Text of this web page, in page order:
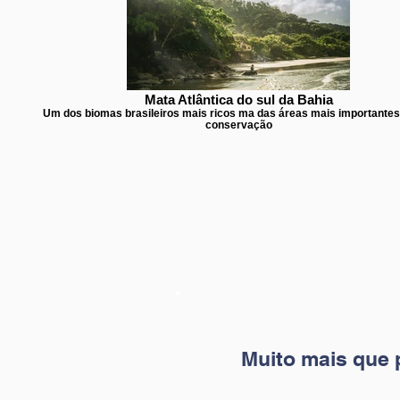
Mata Atlântica do sul da Bahia
Um dos biomas brasileiros mais ricos ma das áreas mais
conservação
Muito mais que